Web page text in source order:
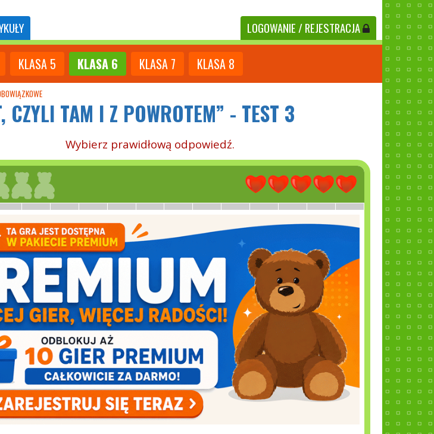
LOGOWANIE / REJESTRACJA
KLASA 5 KLASA 6 KLASA 7 KLASA 8
CZYLI TAM I Z POWROTEM” - TEST 3
Wybierz prawidłową odpowiedź.